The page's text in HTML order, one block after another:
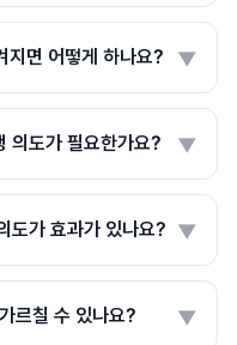
지면 어떻게 하나요? ▼
의도가 필요한가요? ▼
도가 효과가 있나요? ▼
르칠 수 있나요? ▼